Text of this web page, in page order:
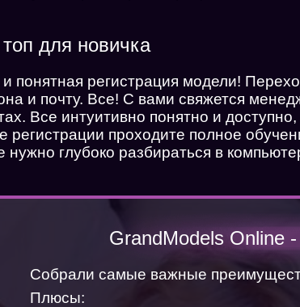
для новичка
понятная регистрация модели!
и почту. Все! С вами свяжется
Все интуитивно понятно и
проходите полное
глубоко разбираться в
GrandModels Online
Собрали самые важные
Плюсы: